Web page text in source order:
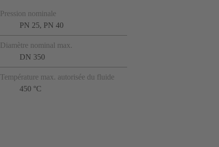
Pression nominale
PN 25, PN 40
Diamètre nominal max.
DN 350
Température max. autorisée du fluide
450 °C